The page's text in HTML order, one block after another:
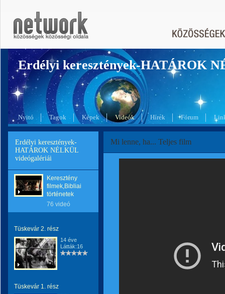
Erdélyi keresztények-HATÁROK
Nyitó Tagok Képek Videók Hírek Fórum
Erdélyi keresztények-
HATÁROK NÉLKÜL
videógalériái
Keresztény
filmek,Bibliai
történetek
76 videó
Tüskevár 2. rész
14 éve
Látták:16
Tüskevár 1. rész
Mi lenne, ha... Teljes film